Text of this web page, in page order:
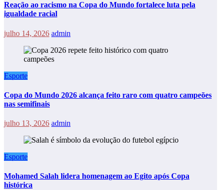
Reação ao racismo na Copa do Mundo fortalece luta pela
igualdade racial
julho 14, 2026 admin
Esporte
Copa do Mundo 2026 alcança feito raro com quatro campeões
nas semifinais
julho 13, 2026 admin
Esporte
Mohamed Salah lidera homenagem ao Egito após Copa
histórica